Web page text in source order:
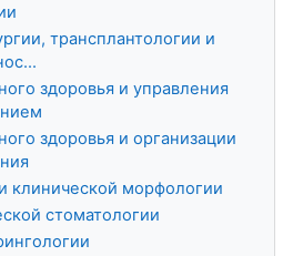
трансплантологии и
здоровья и управления
здоровья и организации
клинической морфологии
стоматологии